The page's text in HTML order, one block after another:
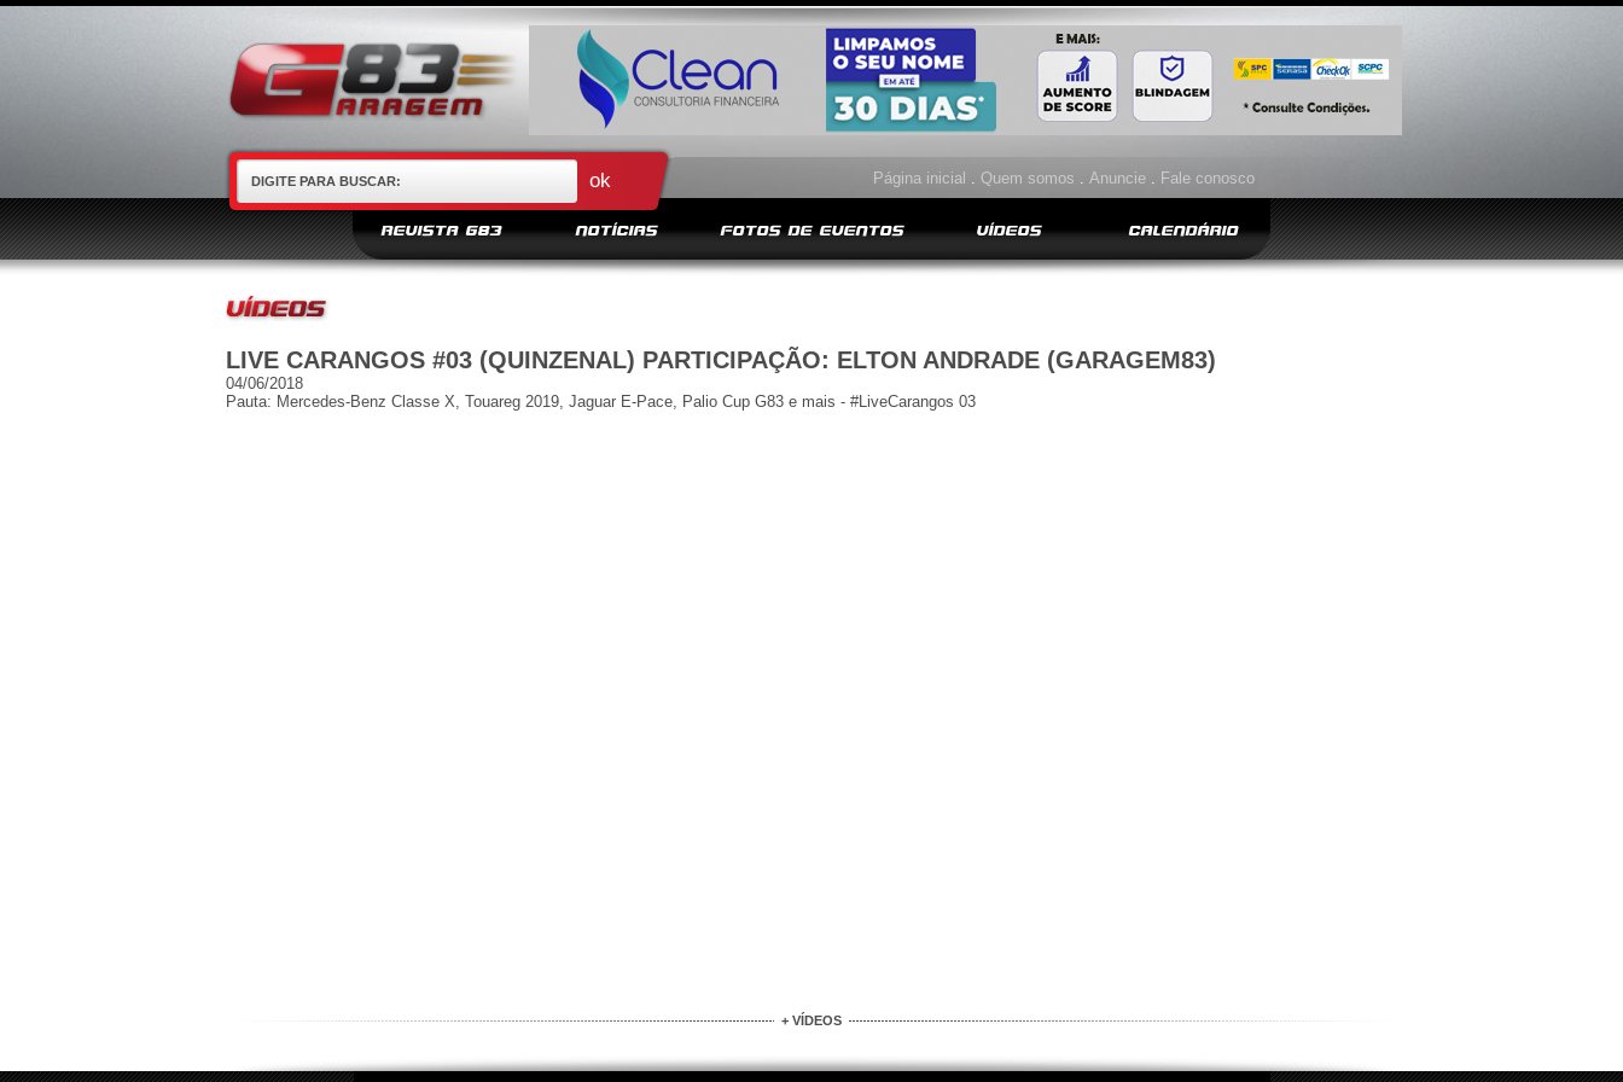
Página inicial . Quem somos . Anuncie . Fale conosco
REVISTA G83 NOTÍCIAS FOTOS DE EVENTOS VÍDEOS CALENDÁRIO
LIVE CARANGOS #03 (QUINZENAL) PARTICIPAÇÃO: ELTON ANDRADE (GARAGEM83)
04/06/2018
Pauta: Mercedes-Benz Classe X, Touareg 2019, Jaguar E-Pace, Palio Cup G83 e mais - #LiveCarangos 03
+ VÍDEOS